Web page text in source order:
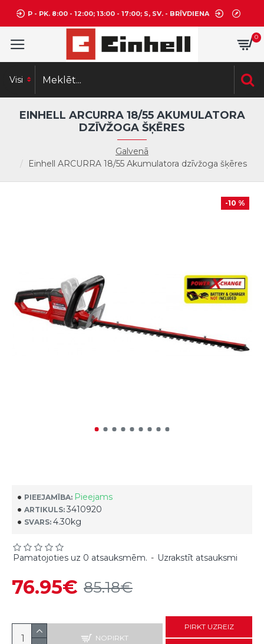
P - PK. 8:00 - 12:00; 13:00 - 17:00; S, SV. - BRĪVDIENA
0
Visi
Galvenā
Einhell ARCURRA 18/55 Akumulatora dzīvžoga šķēres
EINHELL ARCURRA 18/55 AKUMULATORA
DZĪVŽOGA ŠĶĒRES
-10 %
PIEEJAMĪBA: Pieejams
ARTIKULS: 3410920
SVARS: 4.30kg
Pamatojoties uz 0 atsauksmēm. - Uzrakstīt atsauksmi
76.95€ 85.18€
NOPIRKT
PIRKT UZREIZ